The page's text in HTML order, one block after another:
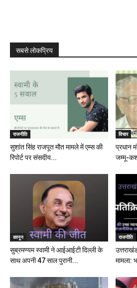
सबसे लोकप्रिय
राजनीति
सुशांत सिंह राजपूत मौत मामले में एम्स की
रिपोर्ट पर संसदीय...
विचार
प्रधान
जम्मू-
कानून
सुब्रमण्यम स्वामी ने आईआईटी दिल्ली के
साथ अपनी 47 साल पुरानी...
राजनीति
मामला: